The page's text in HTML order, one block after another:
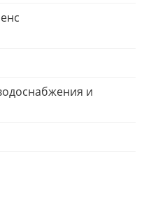
и